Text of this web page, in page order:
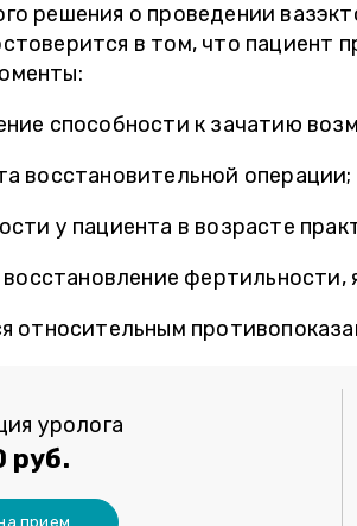
решения о проведении
в том, что пациент
способности к зачатию
восстановительной операции;
у пациента в возрасте
восстановление
относительным
уролога
руб.
прием